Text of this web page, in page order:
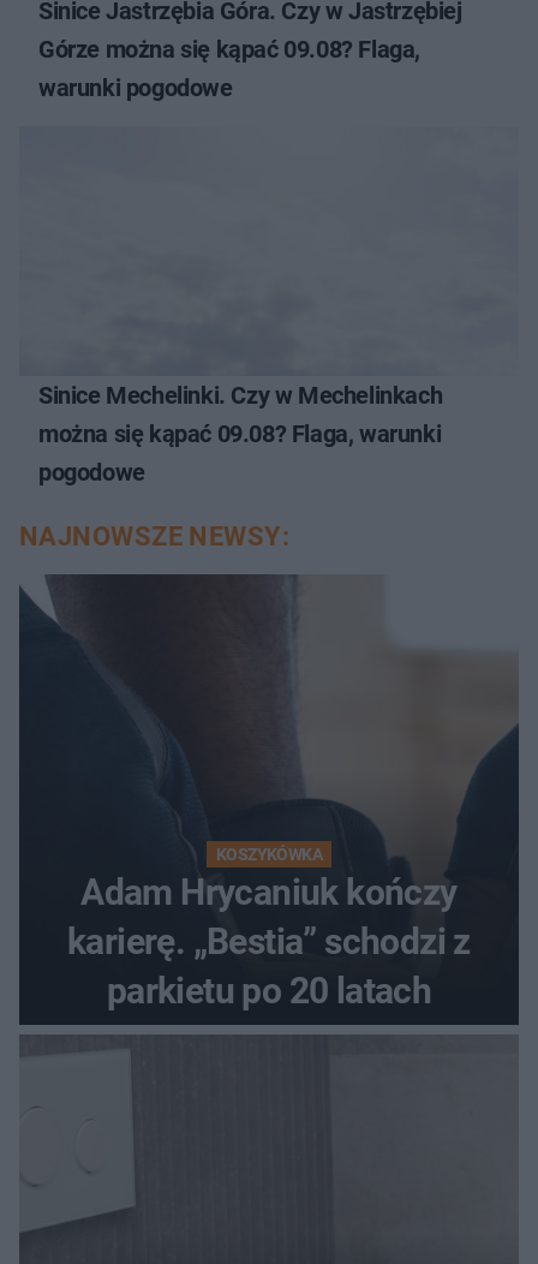
Sinice Jastrzębia Góra. Czy w Jastrzębiej
Górze można się kąpać 09.08? Flaga,
warunki pogodowe
Sinice Mechelinki. Czy w Mechelinkach
można się kąpać 09.08? Flaga, warunki
pogodowe
NAJNOWSZE NEWSY:
KOSZYKÓWKA
Adam Hrycaniuk kończy
karierę. „Bestia” schodzi z
parkietu po 20 latach